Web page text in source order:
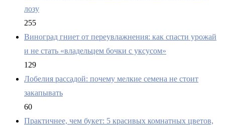
лозу
255
Виноград гниет от переувлажнения: как спасти урожай
и не стать «владельцем бочки с уксусом»
129
Лобелия рассадой: почему мелкие семена не стоит
закапывать
60
Практичнее, чем букет: 5 красивых комнатных цветов,